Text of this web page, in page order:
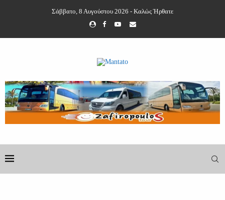
Σάββατο, 8 Αυγούστου 2026 - Καλώς Ήρθατε